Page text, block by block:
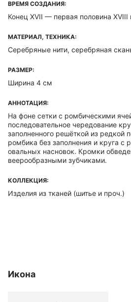
ВРЕМЯ СОЗДАНИЯ:
Конец XVII — первая половина XVIII
МАТЕРИАЛ, ТЕХНИКА:
Серебряные нити, серебряная
РАЗМЕР:
Ширина 4 см
АННОТАЦИЯ:
На фоне сетки с ромбическими
последовательное чередование
заполненного решёткой из редкой
ромбика без заполнения и круга с
овальных насновок. Кромки
веерообразными зубчиками.
КОЛЛЕКЦИЯ:
Изделия из тканей (шитье и проч.)
Икона